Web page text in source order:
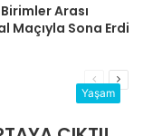
Arası
Maçıyla Sona Erdi
Önceki
sayfa
Yaşam